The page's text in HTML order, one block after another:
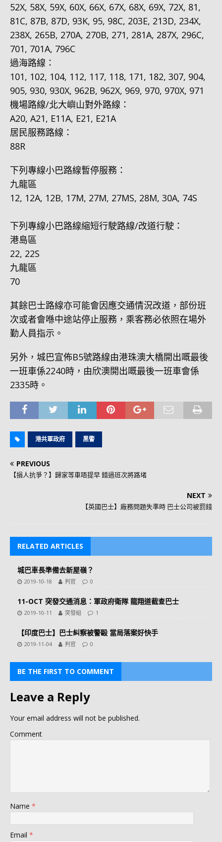
52X, 58X, 59X, 60X, 66X, 67X, 68X, 69X, 72X, 81,
81C, 87B, 87D, 93K, 95, 98C, 203E, 213D, 234X,
238X, 265B, 270A, 270B, 271, 281A, 287X, 296C,
701, 701A, 796C
過海路線：
101, 102, 104, 112, 117, 118, 171, 182, 307, 904,
905, 930, 930X, 962B, 962X, 969, 970, 970X, 971
機場路線/北大嶼山對外路線：
A20, A21, E11A, E21, E21A
居民服務路線：
88R
下列專線小巴路線暫停服務：
九龍區
12, 12A, 12B, 17M, 27M, 27MS, 28M, 30A, 74S
下列專線小巴路線縮短行駛路線/改道行駛：
港島區
22, 22S
九龍區
70
其餘巴士路線亦可能會因應交通情況改道，部份班
次或者會喺中途站停止服務，乘客務必依照在場外
勤人員指示。
另外，城巴宣佈B5號路線由港珠澳大橋開出嘅最後
一班車係2240時，由欣澳開出嘅最後一班車會係
2335時。
港共軍政府 黑警
PREVIOUS
【損人抗爭？】歸家等車唔提早 錯過班次將路堵
NEXT
【英國巴士】廠務問題失準時 巴士公司被罰錢
RELATED ARTICLES
城巴車長準備去新屋嶺？
2019-10-18 判官 0
11-OCT 突發交通消息：軍政府衛隊 龍翔道截查巴士
2019-10-11 突發組 1
【印度巴士】巴士糾察被警毆 當局落案好快手
2019-11-04 判官 0
BE THE FIRST TO COMMENT
Leave a Reply
Your email address will not be published.
Comment
Name *
Email *